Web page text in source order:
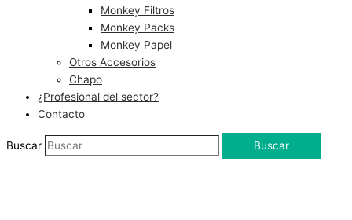
Monkey Filtros
Monkey Packs
Monkey Papel
Otros Accesorios
Chapo
¿Profesional del sector?
Contacto
Buscar Buscar